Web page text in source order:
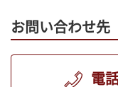
お問い合わせ先
電